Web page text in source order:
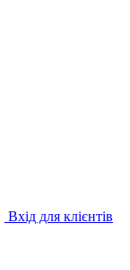
Вхід для клієнтів